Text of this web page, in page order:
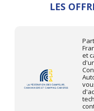
LES
et